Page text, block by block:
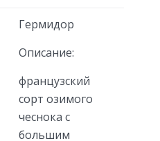
Гермидор
Описание:
французский
сорт озимого
чеснока с
большим